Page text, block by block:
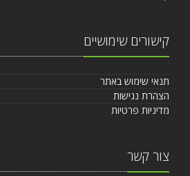
קישורים שימושיים
תנאי שימוש באתר
הצהרת נגישות
מדיניות פרטיות
צור קשר